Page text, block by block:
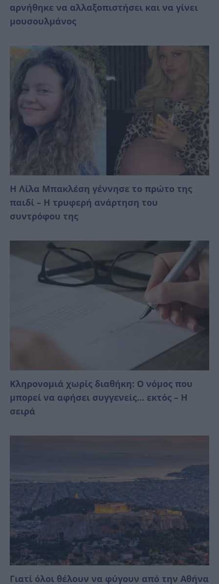
αρνήθηκε να αλλαξοπιστήσει και να γίνει
μουσουλμάνος
Η Λίλα Μπακλέση γέννησε το πρώτο της
παιδί – Η τρυφερή ανάρτηση του
συντρόφου της
Κληρονομιά χωρίς διαθήκη: Ο νόμος που
μπορεί να αφήσει συγγενείς… εκτός – Η
σειρά
Γιατί όλοι θέλουν να φύγουν από την Αθήνα